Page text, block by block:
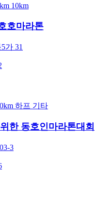
10km
호마라톤
가 31
하프 기타
한 동호인마라톤대회
3